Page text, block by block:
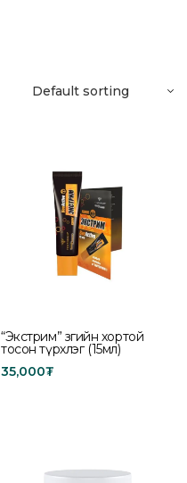
“Экстрим” зөгийн хортой
тосон түрхлэг (15мл)
35,000₮